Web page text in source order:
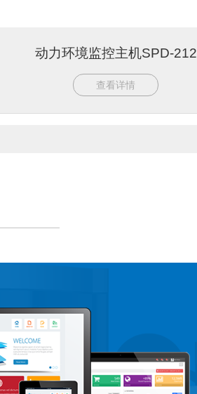
动力环境监控主机SPD-212
查看详情